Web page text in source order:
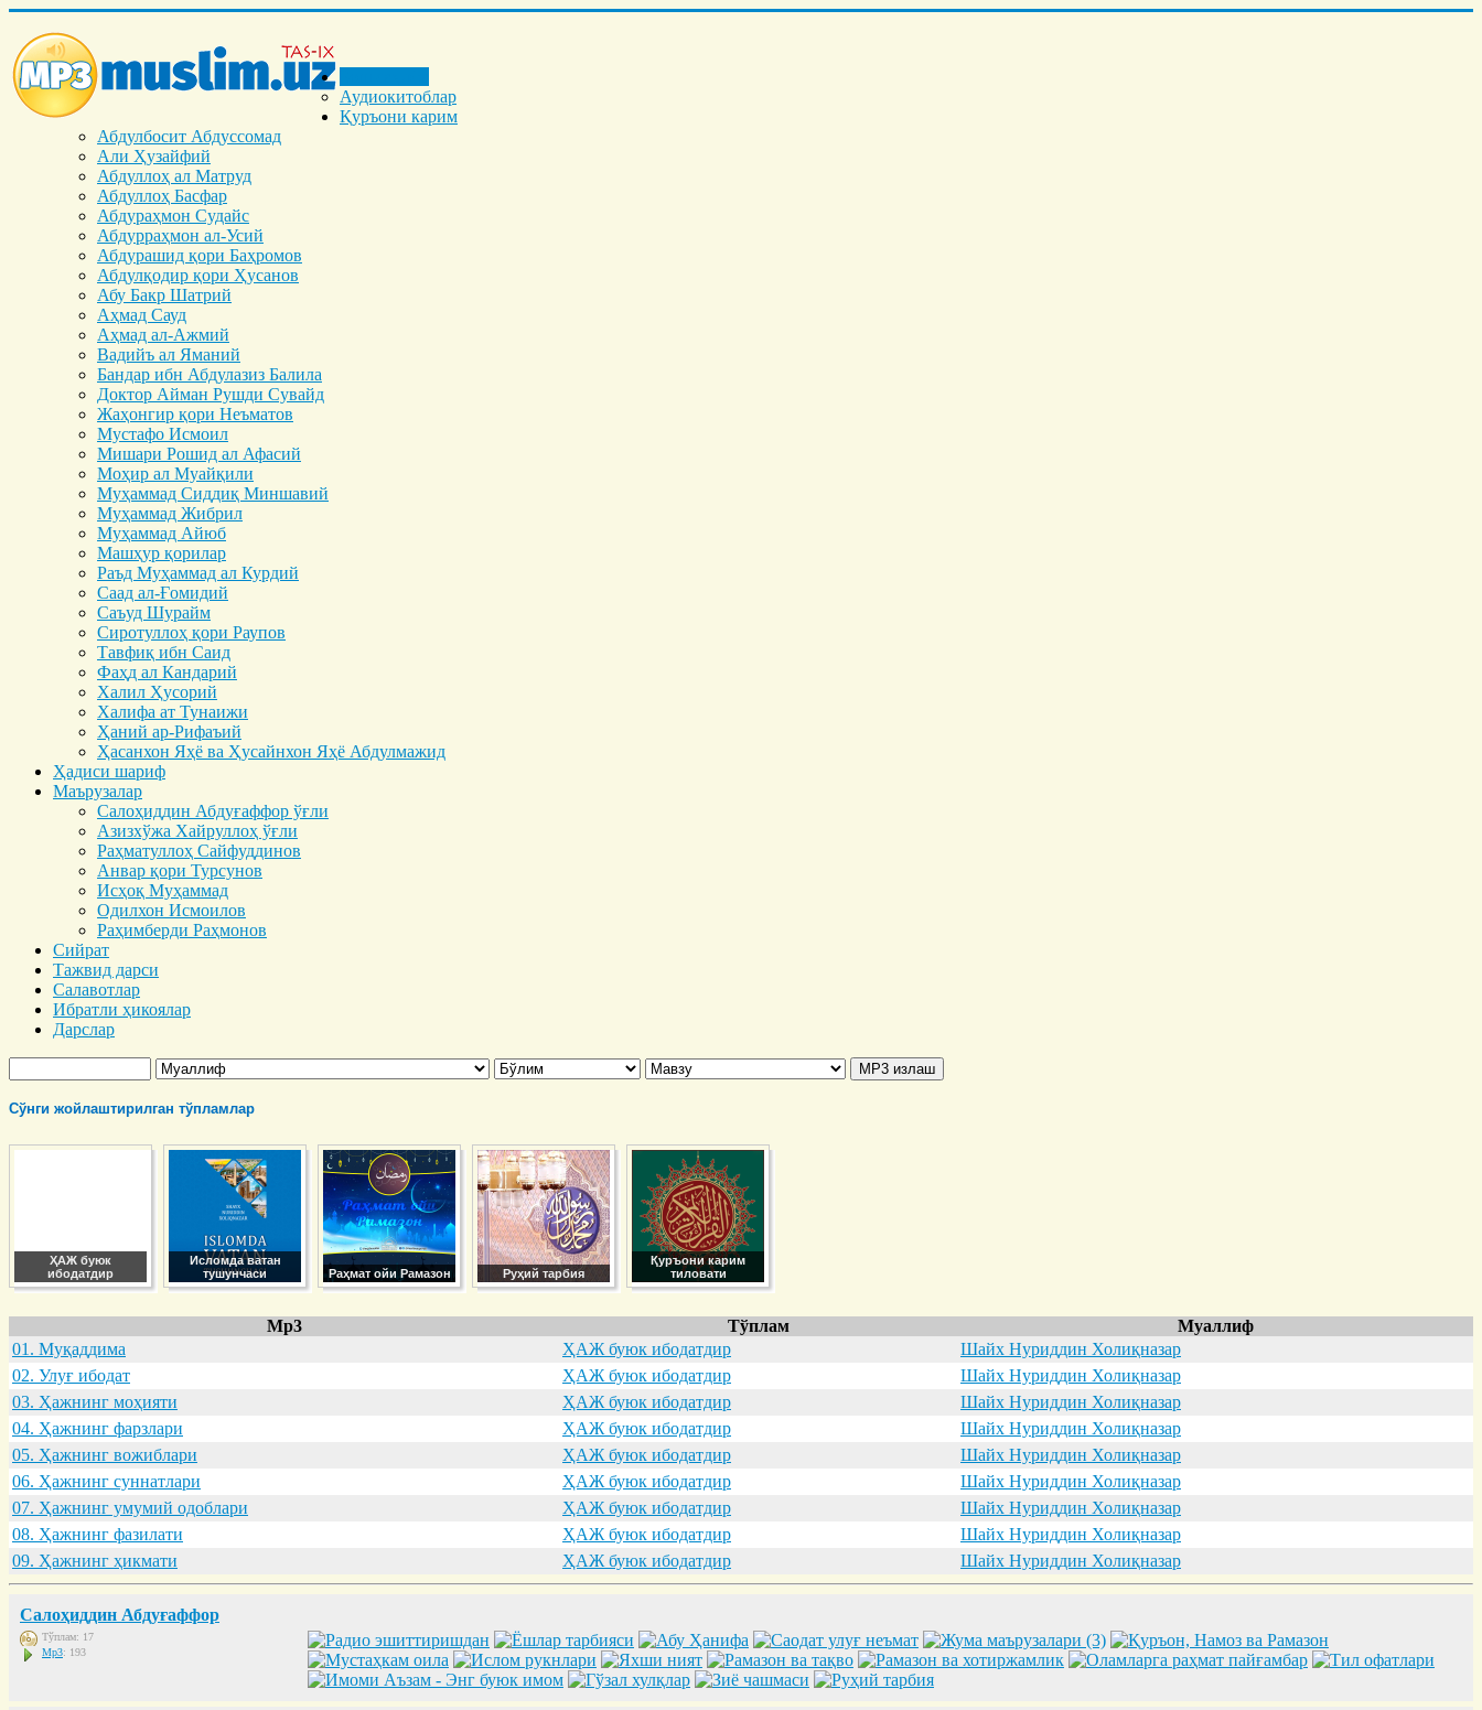
Аудиокитоблар
Қуръони карим
Абдулбосит Абдуссомад
Али Ҳузайфий
Абдуллоҳ ал Матруд
Абдуллоҳ Басфар
Абдураҳмон Судайс
Абдурраҳмон ал-Усий
Абдурашид қори Баҳромов
Абдулқодир қори Ҳусанов
Абу Бакр Шатрий
Аҳмад Сауд
Аҳмад ал-Ажмий
Вадийъ ал Яманий
Бандар ибн Абдулазиз Балила
Доктор Айман Рушди Сувайд
Жаҳонгир қори Неъматов
Мустафо Исмоил
Мишари Рошид ал Афасий
Моҳир ал Муайқили
Муҳаммад Cиддиқ Миншавий
Муҳаммад Жибрил
Муҳаммад Айюб
Машҳур қорилар
Раъд Муҳаммад ал Курдий
Саад ал-Ғомидий
Саъуд Шурайм
Сиротуллоҳ қори Раупов
Тавфиқ ибн Саид
Фаҳд ал Кандарий
Халил Ҳусорий
Халифа ат Тунаижи
Ҳаний ар-Рифаъий
Ҳасанхон Яҳё ва Ҳусайнхон Яҳё Абдулмажид
Ҳадиси шариф
Маърузалар
Салоҳиддин Абдуғаффор ўғли
Азизхўжа Хайруллоҳ ўғли
Раҳматуллоҳ Сайфуддинов
Анвар қори Турсунов
Исҳоқ Муҳаммад
Одилхон Исмоилов
Раҳимберди Раҳмонов
Сийрат
Тажвид дарси
Салавотлар
Ибратли ҳикоялар
Дарслар
Сўнги жойлаштирилган тўпламлар
ҲАЖ буюк
ибодатдир
Исломда ватан
тушунчаси
Раҳмат ойи Рамазон Руҳий тарбия
Қуръони карим
тиловати
Mp3 Тўплам
Муаллиф
01. Муқaддимa
ҲАЖ буюк ибодатдир
Шайх Нуриддин Холиқназар
02. Улуғ ибодaт
ҲАЖ буюк ибодатдир
Шайх Нуриддин Холиқназар
03. Ҳaжнинг моҳияти
ҲАЖ буюк ибодатдир
Шайх Нуриддин Холиқназар
04. Ҳaжнинг фaрзлaри
ҲАЖ буюк ибодатдир
Шайх Нуриддин Холиқназар
05. Ҳaжнинг вожиблaри
ҲАЖ буюк ибодатдир
Шайх Нуриддин Холиқназар
06. Ҳaжнинг суннaтлaри
ҲАЖ буюк ибодатдир
Шайх Нуриддин Холиқназар
07. Ҳaжнинг умумий одоблaри
ҲАЖ буюк ибодатдир
Шайх Нуриддин Холиқназар
08. Ҳaжнинг фaзилaти
ҲАЖ буюк ибодатдир
Шайх Нуриддин Холиқназар
09. Ҳaжнинг ҳикмaти
ҲАЖ буюк ибодатдир Шайх Нуриддин Холиқназар
Салоҳиддин Абдуғаффор
Тўплам: 17
Mp3: 193